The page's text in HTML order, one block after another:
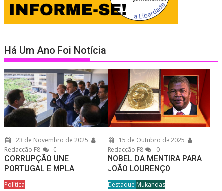
Há Um Ano Foi Notícia
23 de Novembro de 2025
Redacção F8
0
CORRUPÇÃO UNE
PORTUGAL E MPLA
Política
15 de Outubro de 2025
Redacção F8
0
NOBEL DA MENTIRA PARA
JOÃO LOURENÇO
Destaque Mukandas